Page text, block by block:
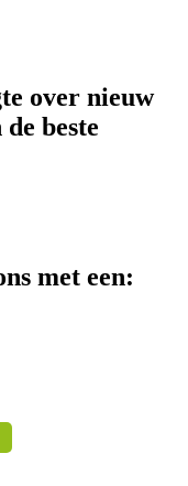
over nieuw
beste
met een: